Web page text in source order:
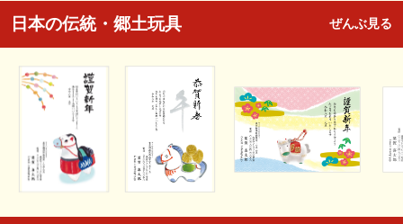
日本の伝統・郷土玩具 ぜんぶ見る